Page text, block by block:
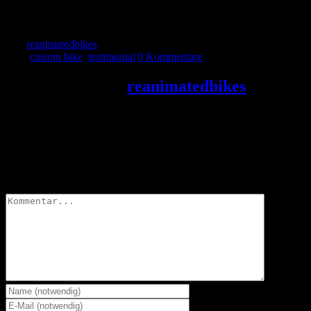
reanimatedbikes
custom bike testimonial0 Kommentare
reanimatedbikes
Kommentar